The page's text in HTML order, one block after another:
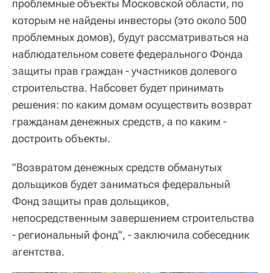
проблемные объекты Московской области, по
которым не найдены инвесторы (это около 500
проблемных домов), будут рассматриваться на
наблюдательном совете федерального Фонда
защиты прав граждан - участников долевого
строительства. Набсовет будет принимать
решения: по каким домам осуществить возврат
гражданам денежных средств, а по каким -
достроить объекты.
"Возвратом денежных средств обманутых
дольщиков будет заниматься федеральный
Фонд защиты прав дольщиков,
непосредственным завершением строительства
- региональный фонд", - заключила собеседник
агентства.